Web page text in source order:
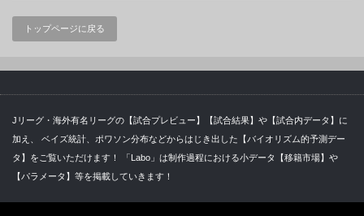
トップページに戻る
Jリーグ・海外有名リーグの【試合プレビュー】【試合結果】や【試合内データ】に
加え、 ベイズ統計、ポワソン分布などからはじき出した【バイオリズム的予測デー
タ】をご覧いただけます！ 「Labo」は制作過程における小データ【移籍市場】や
【パラメータ】等を掲載していきます！